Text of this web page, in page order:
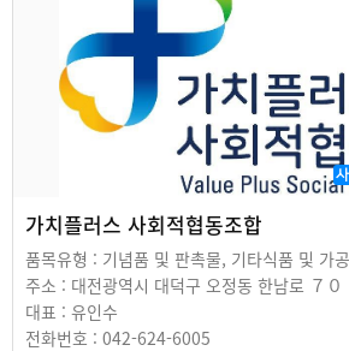
가치플러스 사회적협동조합
주소 : 대전광역시 대덕구 오정동 한남로 ７０
대표 : 유인수
전화번호 : 042-624-6005